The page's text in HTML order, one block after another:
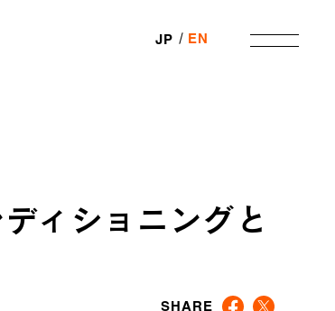
JP EN
ィショニングと
SHARE